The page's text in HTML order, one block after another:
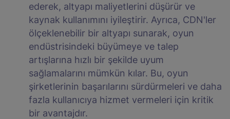
ederek, altyapı maliyetlerini düşürür ve
kaynak kullanımını iyileştirir. Ayrıca, CDN'ler
ölçeklenebilir bir altyapı sunarak, oyun
endüstrisindeki büyümeye ve talep
artışlarına hızlı bir şekilde uyum
sağlamalarını mümkün kılar. Bu, oyun
şirketlerinin başarılarını sürdürmeleri ve daha
fazla kullanıcıya hizmet vermeleri için kritik
bir avantajdır.